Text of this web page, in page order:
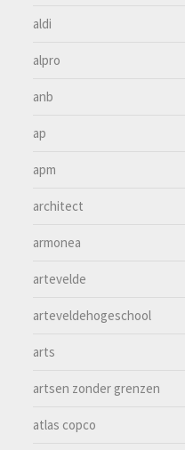
aldi
alpro
anb
ap
apm
architect
armonea
artevelde
arteveldehogeschool
arts
artsen zonder grenzen
atlas copco